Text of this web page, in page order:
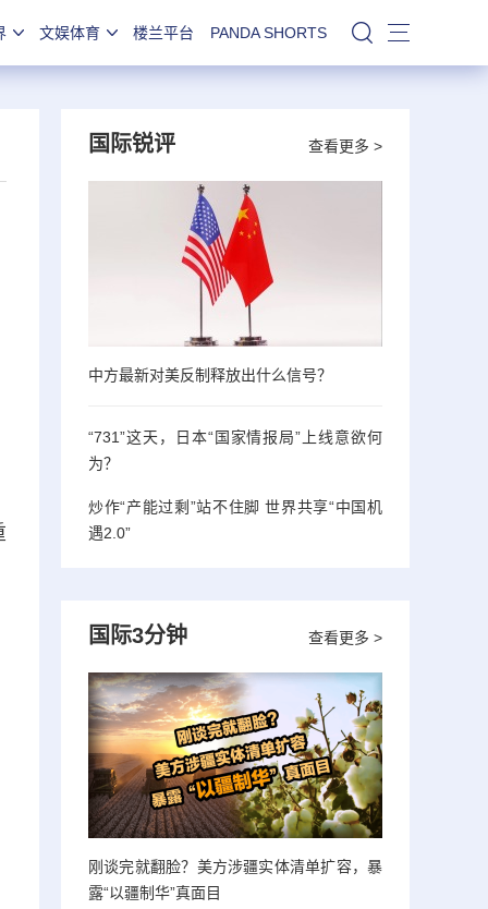
文娱体育 楼兰平台 PANDA SHORTS 站内搜索
查看更多 >
国际锐评
中方最新对美反制释放出什么信号？
“731”这天，日本“国家情报局”上线意欲何
为？
炒作“产能过剩”站不住脚 世界共享“中国机
遇2.0”
查看更多 >
国际3分钟
刚谈完就翻脸？美方涉疆实体清单扩容，暴
露“以疆制华”真面目